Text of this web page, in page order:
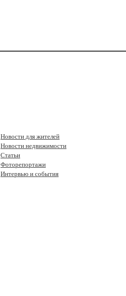
Новости для жителей
Новости недвижимости
Статьи
Фоторепортажи
Интервью и события